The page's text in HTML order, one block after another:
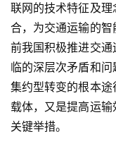
联网的技术特征及
合，为交通运输的
前我国积极推进交
临的深层次矛盾和
集约型转变的根本
载体，又是提高运
关键举措。